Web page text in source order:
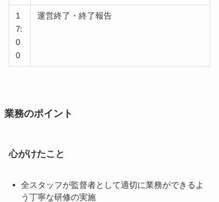
1
7:
0
0
運営終了・終了報告
業務のポイント
心がけたこと
全スタッフが監督者として適切に業務ができるよ
う丁寧な研修の実施